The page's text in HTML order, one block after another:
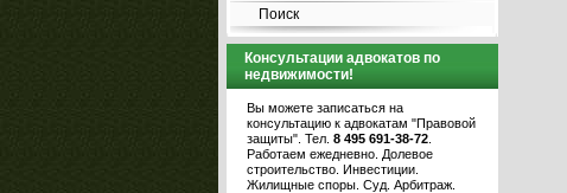
Поиск
Консультации адвокатов по
недвижимости!
Вы можете записаться на
консультацию к адвокатам "Правовой
защиты". Тел. 8 495 691-38-72
Работаем ежедневно. Долевое
строительство. Инвестиции.
Жилищные споры. Суд. Арбитраж.